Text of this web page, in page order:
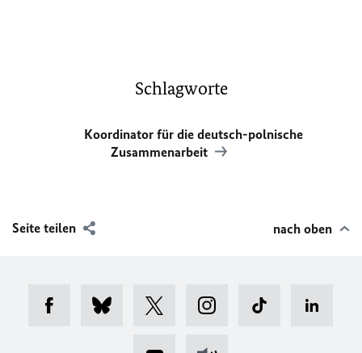
Schlagworte
Koordinator für die deutsch-polnische
Zusammenarbeit
Seite teilen nach oben